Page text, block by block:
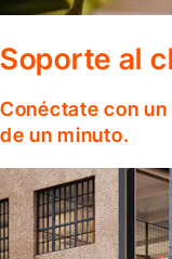
Soporte al
Conéctate con
de un minuto.